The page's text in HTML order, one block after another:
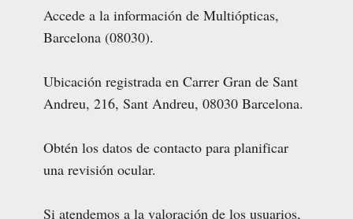
Accede a la información de Multiópticas,
Barcelona (08030).
Ubicación registrada en Carrer Gran de Sant
Andreu, 216, Sant Andreu, 08030 Barcelona.
Obtén los datos de contacto para planificar
una revisión ocular.
Si atendemos a la valoración de los usuarios,